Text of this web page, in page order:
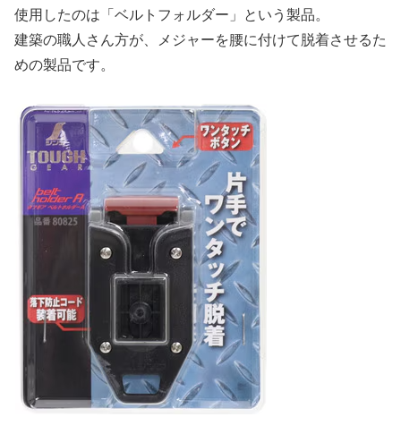
使用したのは「ベルトフォルダー」という製品。
建築の職人さん方が、メジャーを腰に付けて脱着させるた
めの製品です。